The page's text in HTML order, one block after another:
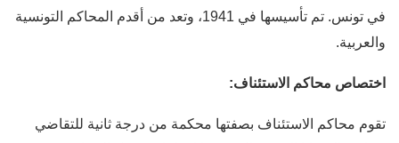
في تونس. تم تأسيسها في 1941، وتعد من أقدم المحاكم التونسية
والعربية.
اختصاص محاكم الاستئناف:
تقوم محاكم الاستئناف بصفتها محكمة من درجة ثانية للتقاضي